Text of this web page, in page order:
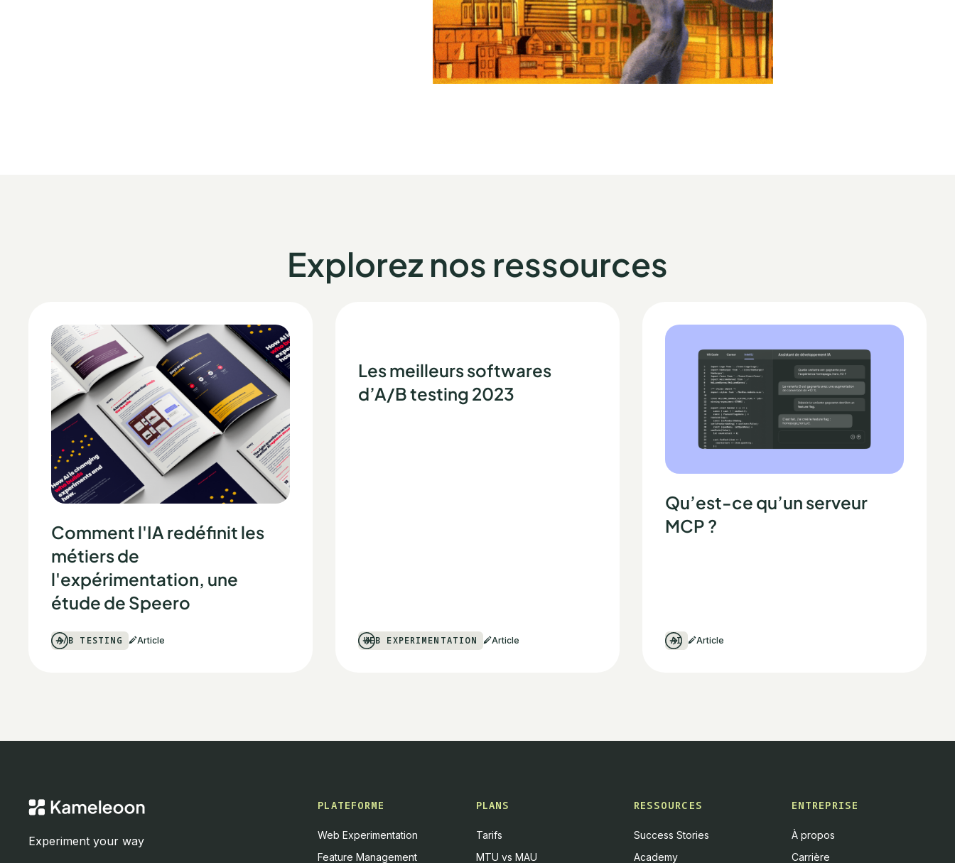
Explorez nos ressources
Comment l'IA redéfinit les
métiers de
l'expérimentation, une
étude de Speero
A/B TESTING Article
Les meilleurs softwares
d’A/B testing 2023
WEB EXPERIMENTATION Article
Qu’est-ce qu’un serveur
MCP ?
AI Article
Experiment your way
PLATEFORME
Web Experimentation
Feature Management
PLANS
Tarifs
MTU vs MAU
RESSOURCES
Success Stories
Academy
ENTREPRISE
À propos
Carrière